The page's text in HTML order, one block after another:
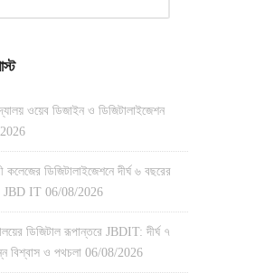
ওয়েব ডিজাইন ও ডিজিটালাইজেশন
কলেজের ডিজিটালাইজেশনে দীর্ঘ ৬ বছরের
JBD IT 06/08/2026
ডিজিটাল রূপান্তরে JBDIT: দীর্ঘ ৭
বিশ্বাস ও পথচলা 06/08/2026